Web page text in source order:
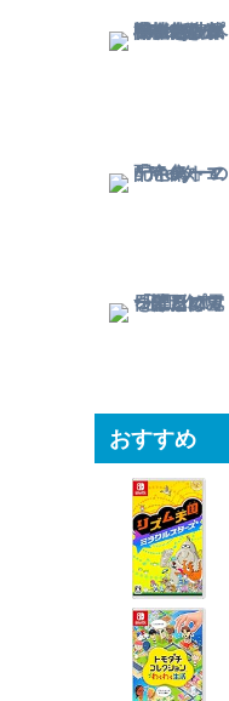
おすすめ